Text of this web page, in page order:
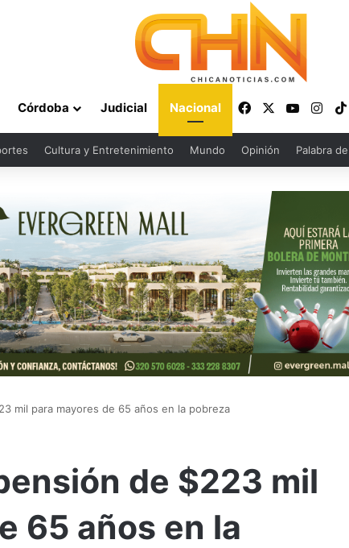
Córdoba Judicial Nacional FacebookYouTube
Cultura y Entretenimiento Mundo Opinión Palabra
mil para mayores de 65 años en la pobreza
de $223 mil
65 años en la